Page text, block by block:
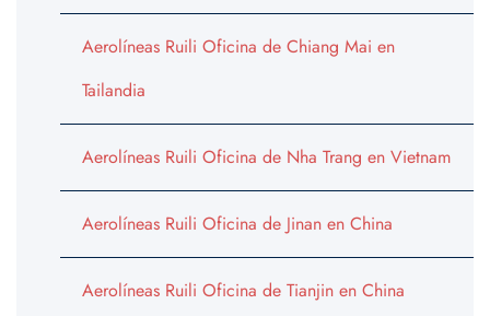
Aerolíneas Ruili Oficina de Chiang Mai en
Tailandia
Aerolíneas Ruili Oficina de Nha Trang en Vietnam
Aerolíneas Ruili Oficina de Jinan en China
Aerolíneas Ruili Oficina de Tianjin en China